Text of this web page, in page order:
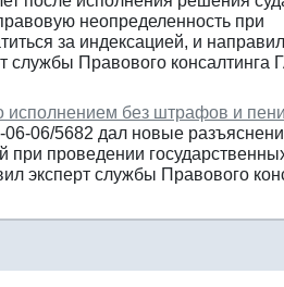
неопределенность при
за индексацией, и
службы Правового консалтинга
исполнением без штрафов и пени
06/5682 дал новые
при проведении
эксперт службы Правового